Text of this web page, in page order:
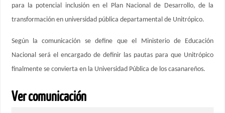
para la potencial inclusión en el Plan Nacional de Desarrollo, de la
transformación en universidad pública departamental de Unitrópico.
Según la comunicación se define que el Ministerio de Educación
Nacional será el encargado de definir las pautas para que Unitrópico
finalmente se convierta en la Universidad Pública de los casanareños.
Ver comunicación